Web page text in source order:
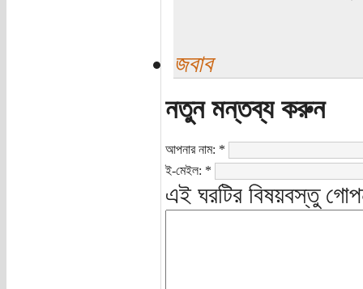
জবাব
নতুন মন্তব্য করুন
আপনার নাম: *
ই-মেইল: *
এই ঘরটির বিষয়বস্তু